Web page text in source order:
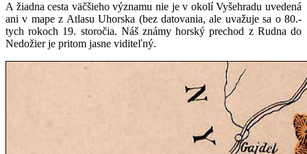
A žiadna cesta väčšieho významu nie je v okolí Vyšehradu uvedená
ani v mape z Atlasu Uhorska (bez datovania, ale uvažuje sa o 80.-
tych rokoch 19. storočia. Náš známy horský prechod z Rudna do
Nedožier je pritom jasne viditeľný.